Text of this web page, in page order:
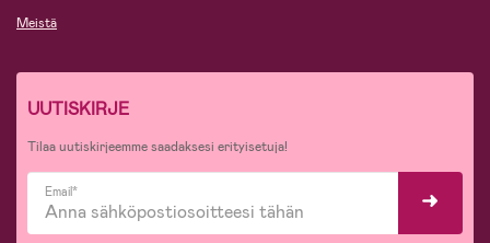
Meistä
UUTISKIRJE
Tilaa uutiskirjeemme saadaksesi erityisetuja!
Email*